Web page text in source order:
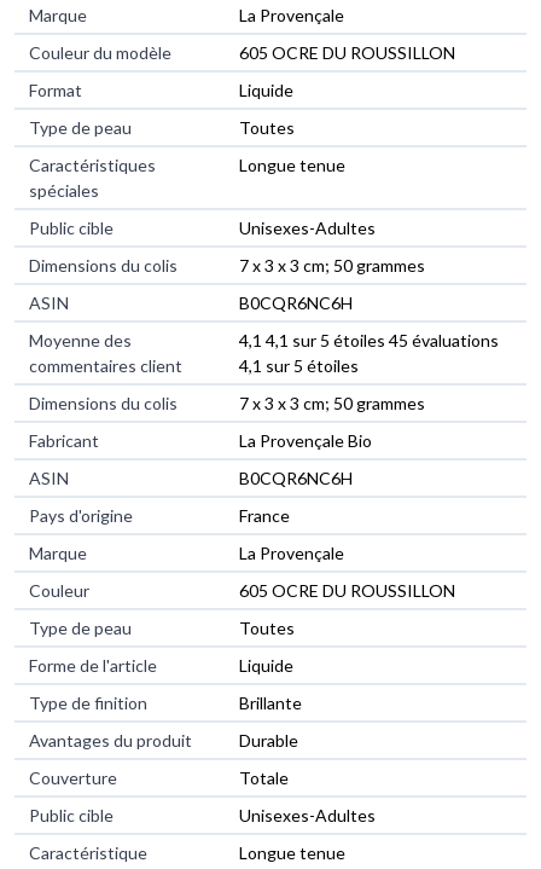
Marque
‎La Provençale
Couleur du modèle
‎605 OCRE DU ROUSSILLON
Format
‎Liquide
Type de peau
‎Toutes
Caractéristiques
spéciales
‎Longue tenue
Public cible
‎Unisexes-Adultes
Dimensions du colis
‎7 x 3 x 3 cm; 50 grammes
ASIN
‎B0CQR6NC6H
Moyenne des
commentaires client
4,1 4,1 sur 5 étoiles 45 évaluations
4,1 sur 5 étoiles
Dimensions du colis
7 x 3 x 3 cm; 50 grammes
Fabricant
La Provençale Bio
ASIN
B0CQR6NC6H
Pays d'origine
France
Marque
La Provençale
Couleur
605 OCRE DU ROUSSILLON
Type de peau
Toutes
Forme de l'article
Liquide
Type de finition
Brillante
Avantages du produit
Durable
Couverture
Totale
Public cible
Unisexes-Adultes
Caractéristique
Longue tenue